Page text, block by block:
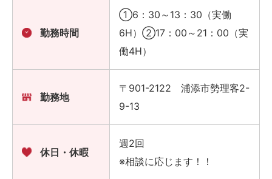
勤務時間
①6：30～13：30（実働
6H）②17：00～21：00（実
働4H）
勤務地
〒901-2122 浦添市勢理客2-
9-13
休日・休暇
週2回
※相談に応じます！！